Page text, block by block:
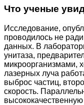
Что ученые
Исследование,
проводилось не
данных. В
унитаза,
микроорганизмами,
лазерных луча
выброс частиц,
скорость.